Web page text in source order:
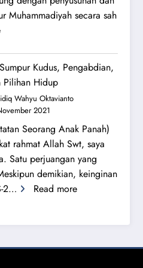
Muhammadiyah secara sah
:
Bersinar
Kembali
di
Sijunjung
Sumpur Kudus, Pengabdian,
Pilihan Hidup
Wahyu Oktavianto
2021
Seorang Anak Panah)
rahmat Allah Swt, saya
Satu perjuangan yang
demikian, keinginan
2…
Read more:
dan